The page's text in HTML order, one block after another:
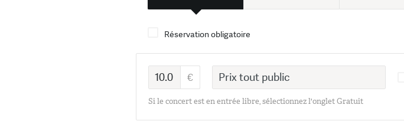
Réservation obligatoire
Si le concert est en entrée libre, sélectionnez l'onglet Gratuit